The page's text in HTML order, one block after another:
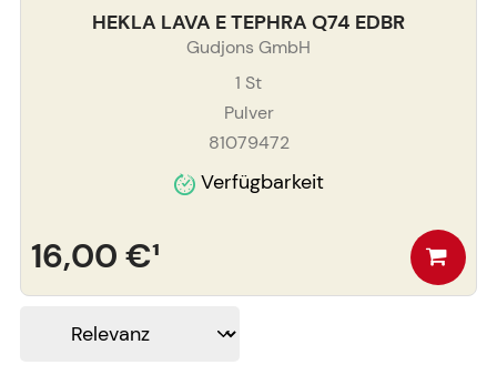
HEKLA LAVA E TEPHRA Q74 EDBR
Gudjons GmbH
1 St
Pulver
81079472
Verfügbarkeit
16,00 €¹